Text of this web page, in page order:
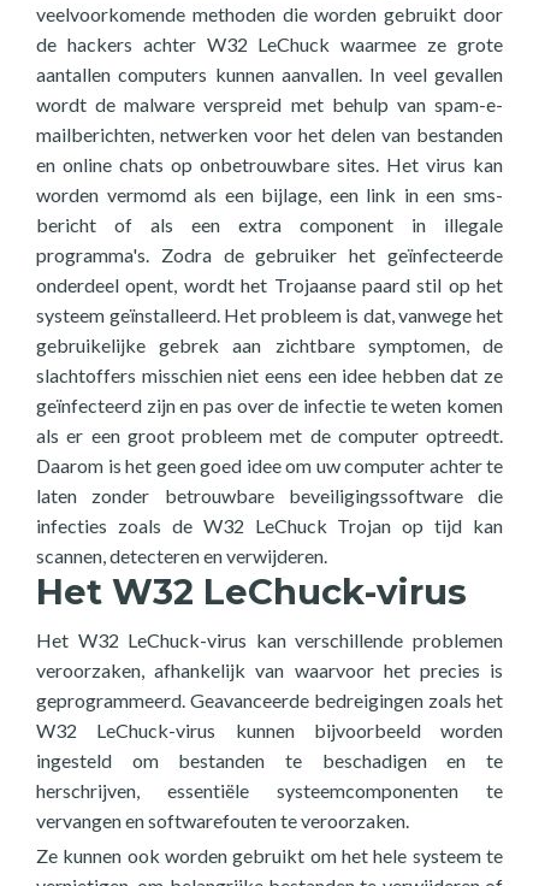
veelvoorkomende methoden die worden gebruikt door
de hackers achter W32 LeChuck waarmee ze grote
aantallen computers kunnen aanvallen. In veel gevallen
wordt de malware verspreid met behulp van spam-e-
mailberichten, netwerken voor het delen van bestanden
en online chats op onbetrouwbare sites. Het virus kan
worden vermomd als een bijlage, een link in een sms-
bericht of als een extra component in illegale
programma's. Zodra de gebruiker het geïnfecteerde
onderdeel opent, wordt het Trojaanse paard stil op het
systeem geïnstalleerd. Het probleem is dat, vanwege het
gebruikelijke gebrek aan zichtbare symptomen, de
slachtoffers misschien niet eens een idee hebben dat ze
geïnfecteerd zijn en pas over de infectie te weten komen
als er een groot probleem met de computer optreedt.
Daarom is het geen goed idee om uw computer achter te
laten zonder betrouwbare beveiligingssoftware die
infecties zoals de W32 LeChuck Trojan op tijd kan
scannen, detecteren en verwijderen.
Het W32 LeChuck-virus
Het W32 LeChuck-virus kan verschillende problemen
veroorzaken, afhankelijk van waarvoor het precies is
geprogrammeerd. Geavanceerde bedreigingen zoals het
W32 LeChuck-virus kunnen bijvoorbeeld worden
ingesteld om bestanden te beschadigen en te
herschrijven, essentiële systeemcomponenten te
vervangen en softwarefouten te veroorzaken.
Ze kunnen ook worden gebruikt om het hele systeem te